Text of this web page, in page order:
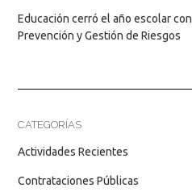
Educación cerró el año escolar
Prevención y Gestión de Riesgos
CATEGORÍAS
Actividades Recientes
Contrataciones Públicas